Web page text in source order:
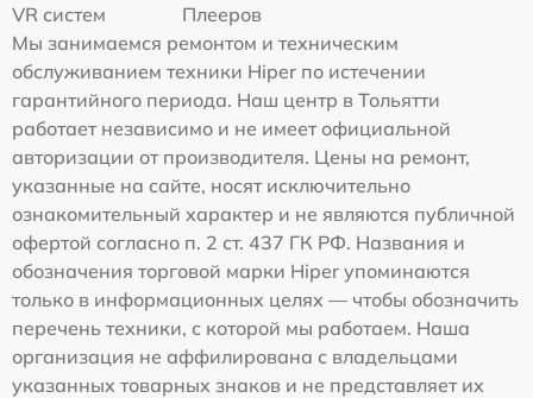
VR систем
Плееров
Мы занимаемся ремонтом и техническим
обслуживанием техники Hiper по истечении
гарантийного периода. Наш центр в Тольятти
работает независимо и не имеет официальной
авторизации от производителя. Цены на ремонт,
указанные на сайте, носят исключительно
ознакомительный характер и не являются публичной
офертой согласно п. 2 ст. 437 ГК РФ. Названия и
обозначения торговой марки Hiper упоминаются
только в информационных целях — чтобы обозначить
перечень техники, с которой мы работаем. Наша
организация не аффилирована с владельцами
указанных товарных знаков и не представляет их